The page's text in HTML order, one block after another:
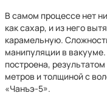
В самом процессе нет
как сахар, и из него
карамельную.
манипуляции в
построена,
метров и толщиной с
«Чанъэ-5».